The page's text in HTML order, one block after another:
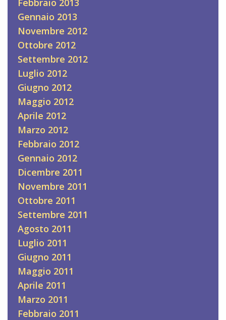
Gennaio 2013
Novembre 2012
Ottobre 2012
Settembre 2012
Luglio 2012
Giugno 2012
Maggio 2012
Aprile 2012
Marzo 2012
Febbraio 2012
Gennaio 2012
Dicembre 2011
Novembre 2011
Ottobre 2011
Settembre 2011
Agosto 2011
Luglio 2011
Giugno 2011
Maggio 2011
Aprile 2011
Marzo 2011
Febbraio 2011